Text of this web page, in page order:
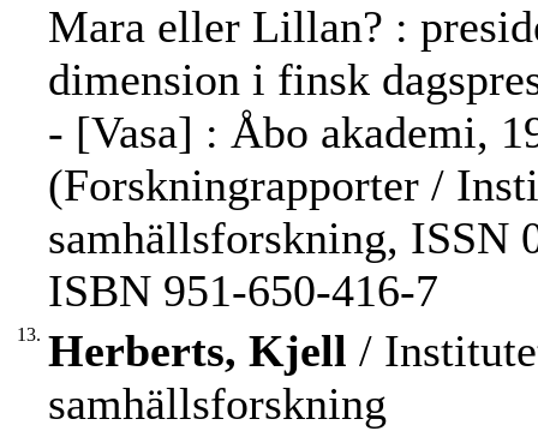
Mara eller Lillan? :
dimension i finsk
- [Vasa] : Åbo akademi,
(Forskningrapporter /
samhällsforskning, ISSN
ISBN 951-650-416-7
13. Herberts, Kjell /
samhällsforskning